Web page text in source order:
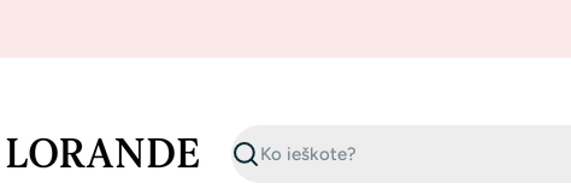
Ieškoti